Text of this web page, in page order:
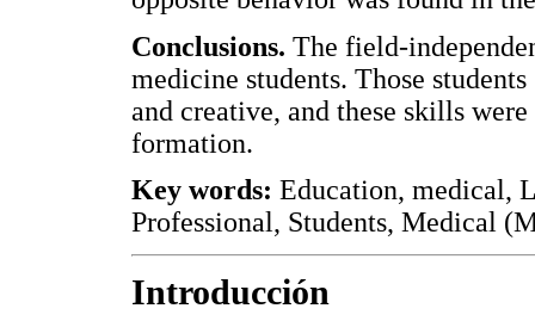
Conclusions. The field-
medicine students. Those
and creative, and these skills
formation.
Key words: Education, medical,
Professional, Students, Medical
Introducción